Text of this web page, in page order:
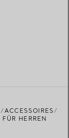
ACCESSOIRES
HERREN